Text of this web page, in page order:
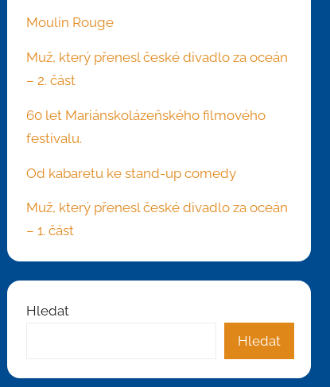
Moulin Rouge
Muž, který přenesl české divadlo za oceán
– 2. část
60 let Mariánskolázeňského filmového
festivalu.
Od kabaretu ke stand-up comedy
Muž, který přenesl české divadlo za oceán
– 1. část
Hledat
Hledat